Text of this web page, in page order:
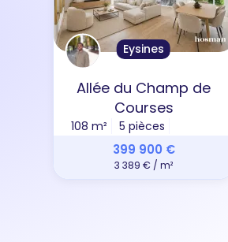
Eysines
Allée du Champ de
Courses
108 m² 5 pièces
399 900 €
3 389 € / m²